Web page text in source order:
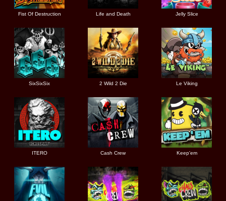
Fist Of Destruction Life and Death Jelly Slice
SixSixSix 2 Wild 2 Die Le Viking
ITERO Cash Crew Keep'em